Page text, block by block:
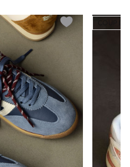
Add to wishlist